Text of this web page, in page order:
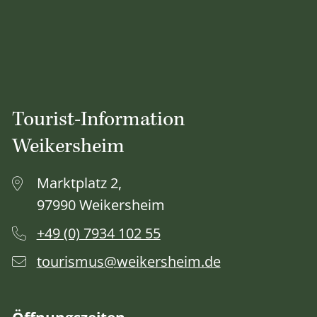
Tourist-Information
Weikersheim
Marktplatz 2,
97990 Weikersheim
+49 (0) 7934 102 55
tourismus@weikersheim.de